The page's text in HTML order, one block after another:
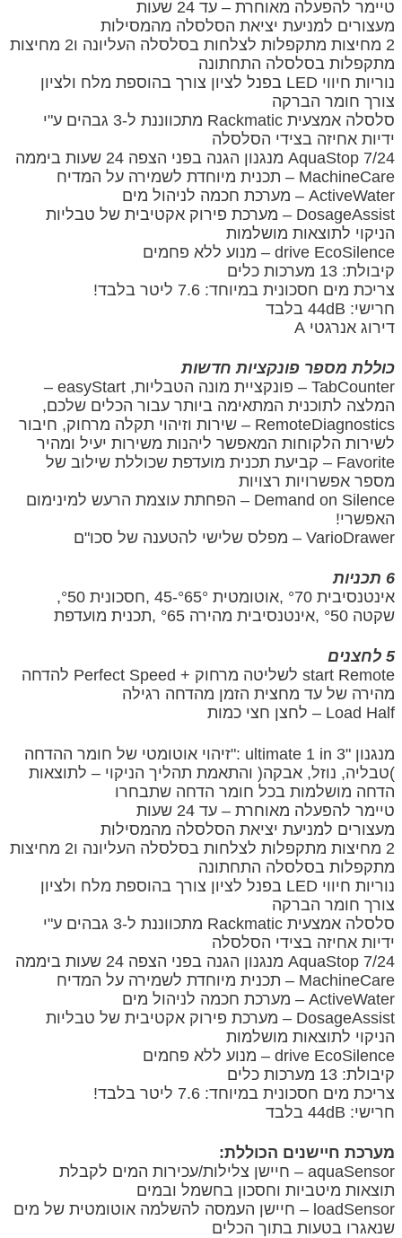
טיימר להפעלה מאוחרת – עד 24 שעות
מעצורים למניעת יציאת הסלסלה מהמסילות
2 מחיצות מתקפלות לצלחות בסלסלה העליונה ו2 מחיצות
מתקפלות בסלסלה התחתונה
נוריות חיווי LED בפנל לציון צורך בהוספת מלח ולציון
צורך חומר הברקה
סלסלה אמצעית Rackmatic מתכווננת ל-3 גבהים ע"י
ידיות אחיזה בצידי הסלסלה
7/24 AquaStop מנגנון הגנה בפני הצפה 24 שעות ביממה
MachineCare – תכנית מיוחדת לשמירה על המדיח
ActiveWater – מערכת חכמה לניהול מים
DosageAssist – מערכת פירוק אקטיבית של טבליות
הניקוי לתוצאות מושלמות
drive EcoSilence – מנוע ללא פחמים
קיבולת: 13 מערכות כלים
צריכת מים חסכונית במיוחד: 7.6 ליטר בלבד!
חרישי: 44dB בלבד
דירוג אנרגטי A
כוללת מספר פונקציות חדשות
TabCounter – פונקציית מונה הטבליות, easyStart –
המלצה לתוכנית המתאימה ביותר עבור הכלים שלכם,
RemoteDiagnostics – שירות וזיהוי תקלה מרחוק, חיבור
לשירות הלקוחות המאפשר ליהנות משירות יעיל ומהיר
Favorite – קביעת תכנית מועדפת שכוללת שילוב של
מספר אפשרויות רצויות
Demand on Silence – הפחתת עוצמת הרעש למינימום
האפשרי!
VarioDrawer – מפלס שלישי להטענה של סכו"ם
6 תכניות
אינטנסיבית °70 ,אוטומטית °65°-45 ,חסכונית °50,
שקטה °50 ,אינטנסיבית מהירה °65 ,תכנית מועדפת
5 לחצנים
start Remote לשליטה מרחוק + Perfect Speed להדחה
מהירה של עד מחצית הזמן מהדחה רגילה
Load Half – לחצן חצי כמות
מנגנון "ultimate 1 in 3 :"זיהוי אוטומטי של חומר ההדחה
)טבליה, נוזל, אבקה( והתאמת תהליך הניקוי – לתוצאות
הדחה מושלמות בכל חומר הדחה שתבחרו
טיימר להפעלה מאוחרת – עד 24 שעות
מעצורים למניעת יציאת הסלסלה מהמסילות
2 מחיצות מתקפלות לצלחות בסלסלה העליונה ו2 מחיצות
מתקפלות בסלסלה התחתונה
נוריות חיווי LED בפנל לציון צורך בהוספת מלח ולציון
צורך חומר הברקה
סלסלה אמצעית Rackmatic מתכווננת ל-3 גבהים ע"י
ידיות אחיזה בצידי הסלסלה
7/24 AquaStop מנגנון הגנה בפני הצפה 24 שעות ביממה
MachineCare – תכנית מיוחדת לשמירה על המדיח
ActiveWater – מערכת חכמה לניהול מים
DosageAssist – מערכת פירוק אקטיבית של טבליות
הניקוי לתוצאות מושלמות
drive EcoSilence – מנוע ללא פחמים
קיבולת: 13 מערכות כלים
צריכת מים חסכונית במיוחד: 7.6 ליטר בלבד!
חרישי: 44dB בלבד
מערכת חיישנים הכוללת:
aquaSensor – חיישן צלילות/עכירות המים לקבלת
תוצאות מיטביות וחסכון בחשמל ובמים
loadSensor – חיישן העמסה להשלמה אוטומטית של מים
שנאגרו בטעות בתוך הכלים